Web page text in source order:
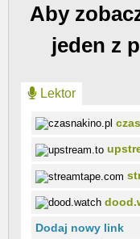
Aby
jeden z
Lektor
Dodaj nowy link